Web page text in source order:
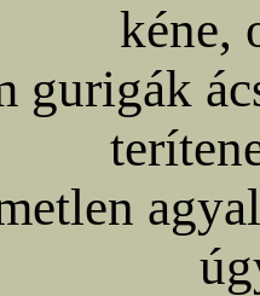
kéne,
gurigák